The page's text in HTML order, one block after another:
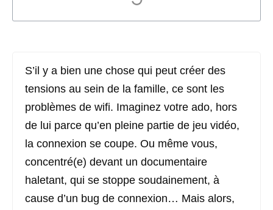
S’il y a bien une chose qui peut créer des
tensions au sein de la famille, ce sont les
problèmes de wifi. Imaginez votre ado, hors
de lui parce qu’en pleine partie de jeu vidéo,
la connexion se coupe. Ou même vous,
concentré(e) devant un documentaire
haletant, qui se stoppe soudainement, à
cause d’un bug de connexion… Mais alors,